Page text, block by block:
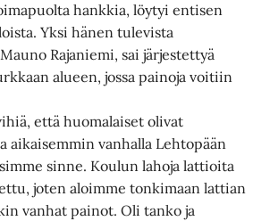
hankkia, löytyi entisen
Yksi hänen tulevista
Rajaniemi, sai järjestettyä
alueen, jossa painoja voitiin
että huomalaiset olivat
aikaisemmin vanhalla Lehtopään
sinne. Koulun lahoja lattioita
joten aloimme tonkimaan lattian
vanhat painot. Oli tanko ja